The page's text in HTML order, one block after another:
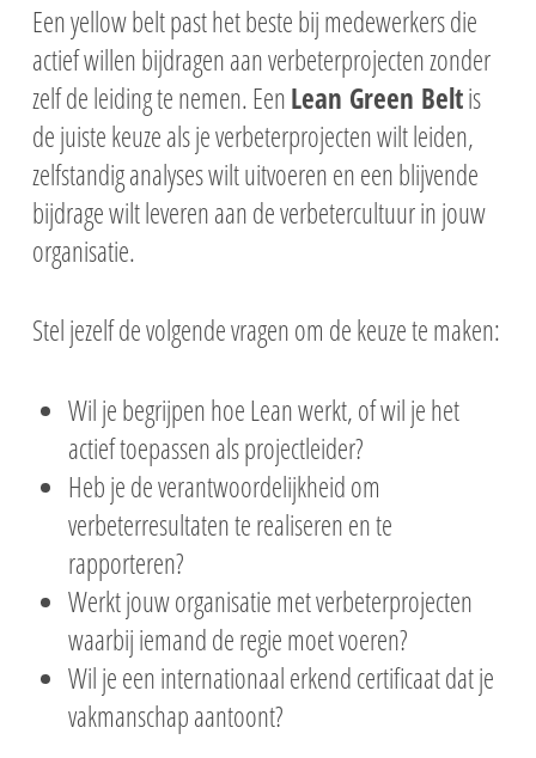
Een yellow belt past het beste bij medewerkers die
actief willen bijdragen aan verbeterprojecten zonder
zelf de leiding te nemen. EenLean Green Beltis
de juiste keuze als je verbeterprojecten wilt leiden,
zelfstandig analyses wilt uitvoeren en een blijvende
bijdrage wilt leveren aan de verbetercultuur in jouw
organisatie.
Stel jezelf de volgende vragen om de keuze te maken:
Wil je begrijpen hoe Lean werkt, of wil je het
actief toepassen als projectleider?
Heb je de verantwoordelijkheid om
verbeterresultaten te realiseren en te
rapporteren?
Werkt jouw organisatie met verbeterprojecten
waarbij iemand de regie moet voeren?
Wil je een internationaal erkend certificaat dat je
vakmanschap aantoont?